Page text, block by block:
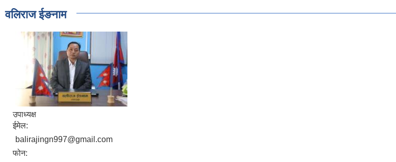
वलिराज ईङनाम
उपाध्यक्ष
ईमेल:
balirajingn997@gmail.com
फोन: